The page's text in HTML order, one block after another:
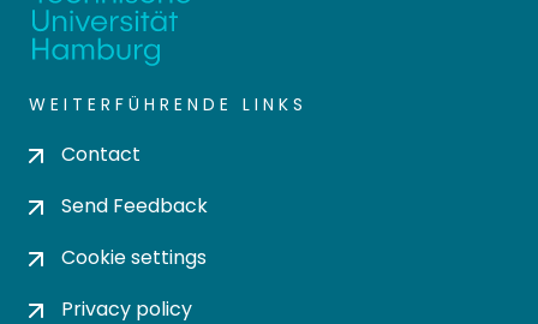
WEITERFÜHRENDE LINKS
Contact
Send Feedback
Cookie settings
Privacy policy